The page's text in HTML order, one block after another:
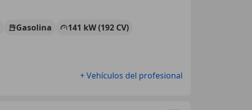
Gasolina
141 kW (192 CV)
+ Vehículos del profesional